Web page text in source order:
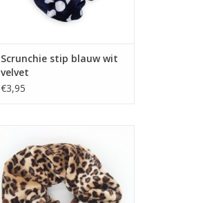
Scrunchie stip blauw wit
velvet
€3,95
panterprint